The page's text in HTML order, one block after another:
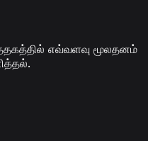
எவ்வளவு மூலதனம்